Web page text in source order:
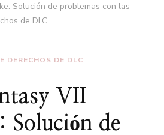
Solución de problemas con las
de DLC
DERECHOS DE DLC
VII
Solución de